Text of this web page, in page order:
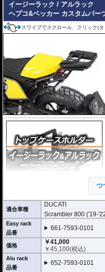
イージーラック / アルラック
ヘプコ&ベッカー カスタムパー
スワイプでスクロール、クリック(
２種類のホルダーをラインナップ。
ヘプコ&ベッカー
のトップケース
(垂直に立っている部分)が、折り
ップ。お客様の使用スタイルによっ
折りたたみタイプ Easy rack / イ
位置決めガイドが折りたたみ式の
ます。
トップケースを必要としないよう
す。
つ
適合車種
DUCATI
Scrambler 800 ('19-
Easy rack
品番
661-7593-0101
価格
￥41,000
￥45,100(税込)
Alu rack
品番
652-7593-0101